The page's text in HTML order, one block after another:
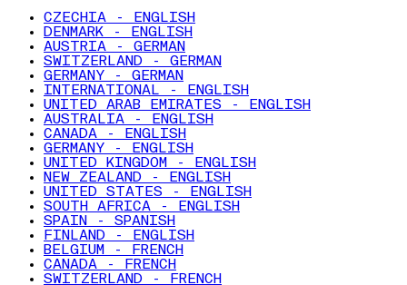
CZECHIA - ENGLISH
DENMARK - ENGLISH
AUSTRIA - GERMAN
SWITZERLAND - GERMAN
GERMANY - GERMAN
INTERNATIONAL - ENGLISH
UNITED ARAB EMIRATES - ENGLISH
AUSTRALIA - ENGLISH
CANADA - ENGLISH
GERMANY - ENGLISH
UNITED KINGDOM - ENGLISH
NEW ZEALAND - ENGLISH
UNITED STATES - ENGLISH
SOUTH AFRICA - ENGLISH
SPAIN - SPANISH
FINLAND - ENGLISH
BELGIUM - FRENCH
CANADA - FRENCH
SWITZERLAND - FRENCH